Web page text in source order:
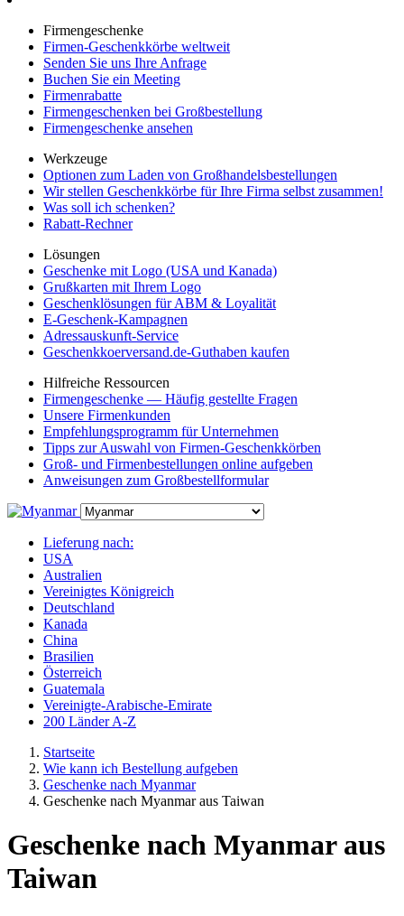
Firmengeschenke
Firmen-Geschenkkörbe weltweit
Senden Sie uns Ihre Anfrage
Buchen Sie ein Meeting
Firmenrabatte
Firmengeschenken bei Großbestellung
Firmengeschenke ansehen
Werkzeuge
Optionen zum Laden von Großhandelsbestellungen
Wir stellen Geschenkkörbe für Ihre Firma selbst zusammen!
Was soll ich schenken?
Rabatt-Rechner
Lösungen
Geschenke mit Logo (USA und Kanada)
Grußkarten mit Ihrem Logo
Geschenklösungen für ABM & Loyalität
E-Geschenk-Kampagnen
Adressauskunft-Service
Geschenkkoerversand.de-Guthaben kaufen
Hilfreiche Ressourcen
Firmengeschenke — Häufig gestellte Fragen
Unsere Firmenkunden
Empfehlungsprogramm für Unternehmen
Tipps zur Auswahl von Firmen-Geschenkkörben
Groß- und Firmenbestellungen online aufgeben
Anweisungen zum Großbestellformular
Lieferung nach:
USA
Australien
Vereinigtes Königreich
Deutschland
Kanada
China
Brasilien
Österreich
Guatemala
Vereinigte-Arabische-Emirate
200 Länder A-Z
Startseite
Wie kann ich Bestellung aufgeben
Geschenke nach Myanmar
Geschenke nach Myanmar aus Taiwan
Geschenke nach Myanmar aus
Taiwan